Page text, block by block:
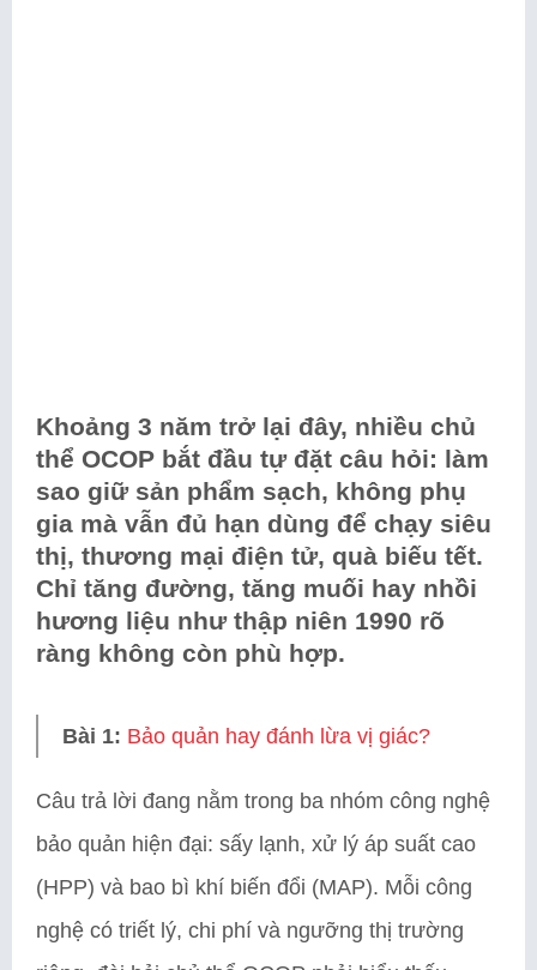
Khoảng 3 năm trở lại đây, nhiều chủ
thể OCOP bắt đầu tự đặt câu hỏi: làm
sao giữ sản phẩm sạch, không phụ
gia mà vẫn đủ hạn dùng để chạy siêu
thị, thương mại điện tử, quà biếu tết.
Chỉ tăng đường, tăng muối hay nhồi
hương liệu như thập niên 1990 rõ
ràng không còn phù hợp.
Bài 1: Bảo quản hay đánh lừa vị giác?
Câu trả lời đang nằm trong ba nhóm công nghệ
bảo quản hiện đại: sấy lạnh, xử lý áp suất cao
(HPP) và bao bì khí biến đổi (MAP). Mỗi công
nghệ có triết lý, chi phí và ngưỡng thị trường